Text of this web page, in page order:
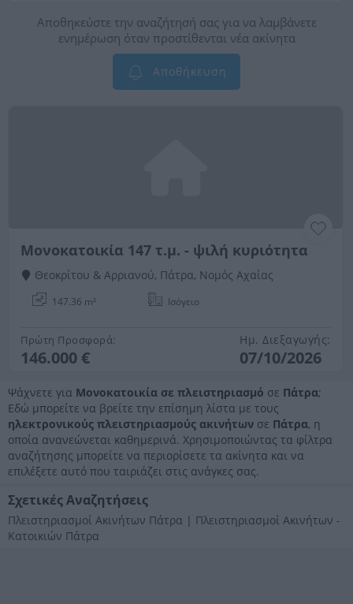
Αποθηκεύστε την αναζήτησή σας για να λαμβάνετε
ενημέρωση όταν προστίθενται νέα ακίνητα
Αποθήκευση
Μονοκατοικία 147 τ.μ. - ψιλή κυριότητα
Θεοκρίτου & Αρριανού, Πάτρα, Νομός Αχαίας
147.36 m² Ισόγειο
Πρώτη Προσφορά:
146.000 €
Ημ. Διεξαγωγής:
07/10/2026
Ψάχνετε για Μονοκατοικία σε πλειστηριασμό σε Πάτρα;
Εδώ μπορείτε να βρείτε την επίσημη λίστα με τους
ηλεκτρονικούς πλειστηριασμούς ακινήτων σε Πάτρα, η
οποία ανανεώνεται καθημερινά. Χρησιμοποιώντας τα φίλτρα
αναζήτησης μπορείτε να περιορίσετε τα ακίνητα και να
επιλέξετε αυτό που ταιριάζει στις ανάγκες σας.
Σχετικές Αναζητήσεις
Πλειστηριασμοί Ακινήτων Πάτρα | Πλειστηριασμοί Ακινήτων -
Κατοικιών Πάτρα